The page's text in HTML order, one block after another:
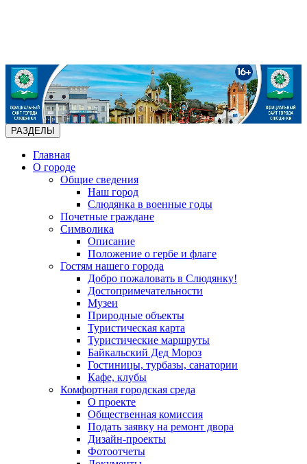
РАЗДЕЛЫ
Главная
О городе
Общие сведения
Наш город
Слюдянка в военные годы
Почетные граждане
Символика
Описание
Положение о гербе и флаге
Гостям нашего города
Добро пожаловать в Слюдянку!
Достопримечательности
Музеи
Природные объекты
Туристическая карта
Туристические маршруты
Байкальский Дед Мороз
Гостиницы, турбазы, санатории
Кафе, клубы
Комфортная городская среда
О проекте
Общественная комиссия
Подать заявку на ремонт двора
Дизайн-проекты
Фотоотчеты